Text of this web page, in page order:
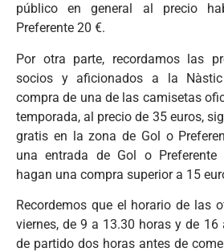
público en general al precio
Preferente 20 €.
Por otra parte, recordamos las
socios y aficionados a la
compra de una de las camisetas
temporada, al precio de 35 euros,
gratis en la zona de Gol o
una entrada de Gol o
hagan una compra superior a 15
Recordemos que el horario de las
viernes, de 9 a 13.30 horas y de
de partido dos horas antes de